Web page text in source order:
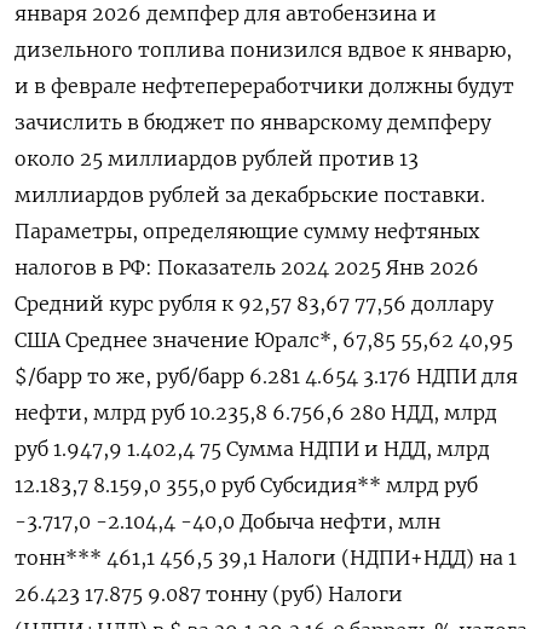
января 2026 демпфер для автобензина и
дизельного топлива понизился вдвое к январю,
и в феврале нефтепереработчики должны будут
зачислить в бюджет по январскому демпферу
около 25 миллиардов рублей против 13
миллиардов рублей за декабрьские поставки.
Параметры, определяющие сумму нефтяных
налогов в РФ: Показатель 2024 2025 Янв 2026
Средний курс рубля к 92,57 83,​67 77,56 доллару
США Среднее значение Юралс*, 67,85 55,62 40,95
$/⁠барр то же, руб/барр 6.281 4.654 3.176 НДПИ для
нефти, млрд руб 10.235,8 6.756,6 280 НДД, млрд
руб 1.947,9 1.402,4 75 Сумма НДПИ и НДД, млрд
12.183,7 8.159,0 355,0 руб Субсидия** млрд руб
-3.717,0 -‌2.104,4 -40,0 Добыча нефти, млн
тонн*** 461,1 456,5 39,1 Налоги (НДПИ+НДД) на 1
26.423 17.875 9.087 тонну (руб) Налоги